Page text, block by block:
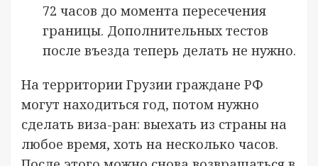
72 часов до момента пересечения
границы. Дополнительных тестов
после въезда теперь делать не нужно.
На территории Грузии граждане РФ
могут находиться год, потом нужно
сделать виза-ран: выехать из страны на
любое время, хоть на несколько часов.